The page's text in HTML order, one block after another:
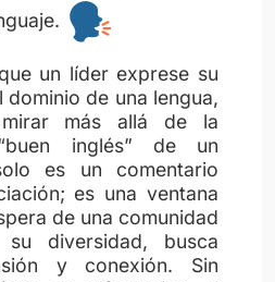
un líder exprese su
de una lengua,
más allá de la
inglés” de un
es un comentario
es una ventana
de una comunidad
diversidad, busca
y conexión. Sin